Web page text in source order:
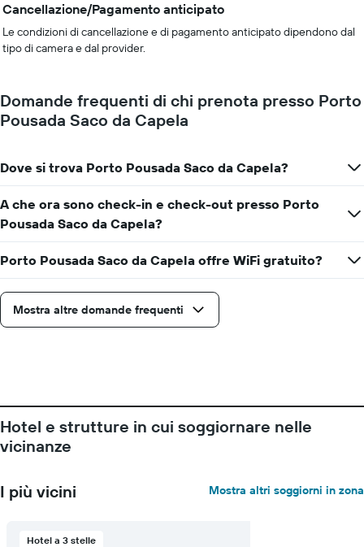
Cancellazione/Pagamento anticipato
Le condizioni di cancellazione e di pagamento anticipato dipendono dal
tipo di camera e dal provider.
Domande frequenti di chi prenota presso Porto
Pousada Saco da Capela
Dove si trova Porto Pousada Saco da Capela?
A che ora sono check-in e check-out presso Porto
Pousada Saco da Capela?
Porto Pousada Saco da Capela offre WiFi gratuito?
Mostra altre domande frequenti
Hotel e strutture in cui soggiornare nelle
vicinanze
I più vicini Mostra altri soggiorni in zona
Hotel a 3 stelle